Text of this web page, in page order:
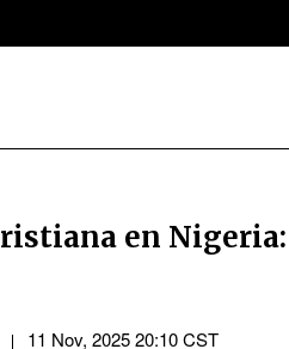
en
11 Nov, 2025 20:10 CST